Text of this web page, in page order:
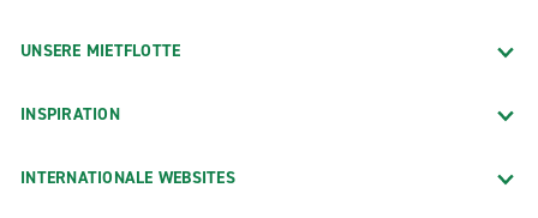
UNSERE MIETFLOTTE
INSPIRATION
INTERNATIONALE WEBSITES